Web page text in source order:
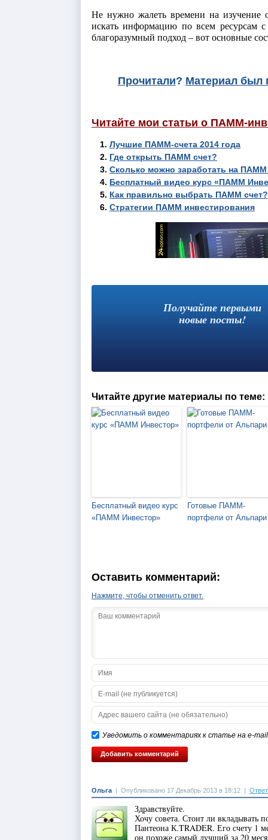
Не нужно жалеть времени на изучение
искать информацию по всем ресурсам
благоразумный подход – вот основные
Прочитали? Материал был
Читайте мои статьи о ПАММ-
Лучшие ПАММ-счета 2014 года
Где открыть ПАММ счет?
Сколько можно заработать на ПАММ
Бесплатный видео курс «ПАММ
Как правильно выбрать ПАММ счет?
Стратегии ПАММ инвестирования
Получайте первыми
новые посты!
Читайте другие материалы по теме:
Бесплатный видео курс
«ПАММ Инвестор»
Готовые ПАММ-
портфели от Альпари
Оставить комментарий:
Нажмите, чтобы отменить ответ.
Уведомить о комментариях к статье на e-mail
Ольга | Опубликовано 17 Декабрь 2013 в 18:12 |
Здравствуйте.
Хочу совета. Стоит ли вкладывать
Пантеона К.TRADER. Его счету 1
он похоже самый лучший за 20